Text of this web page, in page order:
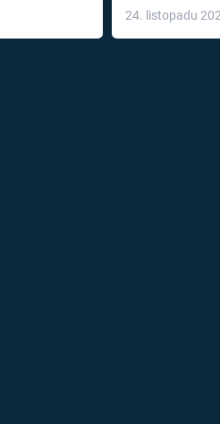
24. listopadu